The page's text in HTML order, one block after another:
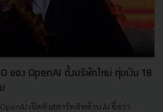
ของ OpenAI ตั้งบริษัทใหม่ ทุ่มเงิน 18
เปิดตัวสตาร์ทอัพด้าน AI ชื่อว่า